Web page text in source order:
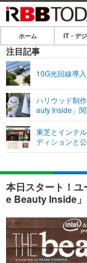
ホーム
IT・デジタル
ネタ
ショッピン
SPEED TEST
エンタメ
エンタメ
音楽
ショッピン
ライフ
ライフTOP
ペット
その他
リリース一覧
プッシュ通知の停
ホーム IT・デ
注目記事
10G光回線導
ハリウッド制
auty Inside」
東芝とインテ
ディションと
本日スタート！
e Beauty Inside